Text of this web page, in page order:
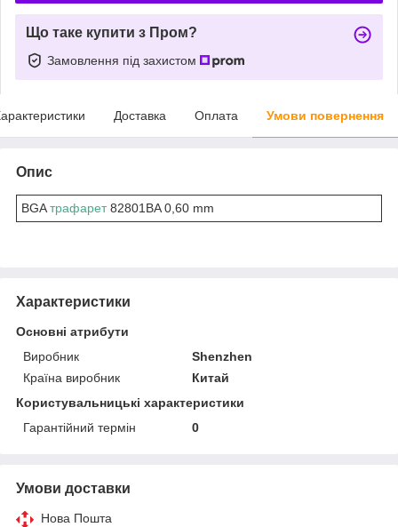
Що таке купити з Пром?
Замовлення під захистом
Доставка Оплата Умови повернення
Опис
BGAтрафарет82801BA 0,60 mm
Характеристики
Основні атрибути
Виробник
Shenzhen
Країна виробник
Китай
Користувальницькі характеристики
Гарантійний термін
0
Умови доставки
Нова Пошта